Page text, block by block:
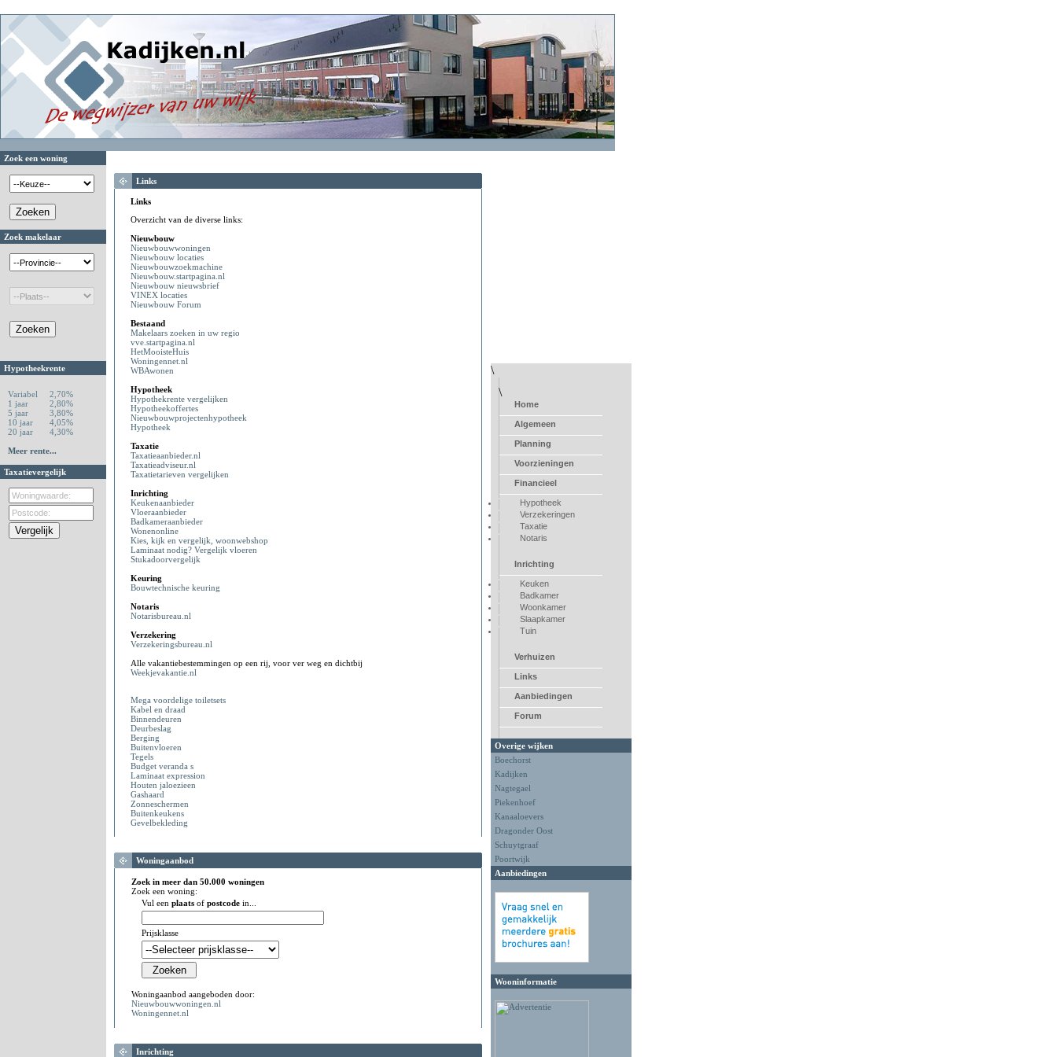
Zoek een woning
Zoek makelaar
Hypotheekrente
Variabel
2,70%
1 jaar
2,80%
5 jaar
3,80%
10 jaar
4,05%
20 jaar
4,30%
Meer rente...
Taxatievergelijk
Links
Links
Overzicht van de diverse links:
Nieuwbouw
Nieuwbouwwoningen
Nieuwbouw locaties
Nieuwbouwzoekmachine
Nieuwbouw.startpagina.nl
Nieuwbouw nieuwsbrief
VINEX locaties
Nieuwbouw Forum
Bestaand
Makelaars zoeken in uw regio
vve.startpagina.nl
HetMooisteHuis
Woningennet.nl
WBAwonen
Hypotheek
Hypothekrente vergelijken
Hypotheekoffertes
Nieuwbouwprojectenhypotheek
Hypotheek
Taxatie
Taxatieaanbieder.nl
Taxatieadviseur.nl
Taxatietarieven vergelijken
Inrichting
Keukenaanbieder
Vloeraanbieder
Badkameraanbieder
Wonenonline
Kies, kijk en vergelijk, woonwebshop
Laminaat nodig? Vergelijk vloeren
Stukadoorvergelijk
Keuring
Bouwtechnische keuring
Notaris
Notarisbureau.nl
Verzekering
Verzekeringsbureau.nl
Alle vakantiebestemmingen op een rij, voor ver weg en dichtbij
Weekjevakantie.nl
Mega voordelige toiletsets
Kabel en draad
Binnendeuren
Deurbeslag
Berging
Buitenvloeren
Tegels
Budget veranda s
Laminaat expression
Houten jaloezieen
Gashaard
Zonneschermen
Buitenkeukens
Gevelbekleding
Woningaanbod
Zoek in meer dan 50.000 woningen
Zoek een woning:
Vul een plaats of postcode in...
Prijsklasse
Woningaanbod aangeboden door:
Nieuwbouwwoningen.nl
Woningennet.nl
Inrichting
\
\
Home
Algemeen
Planning
Voorzieningen
Financieel
Hypotheek
Verzekeringen
Taxatie
Notaris
Inrichting
Keuken
Badkamer
Woonkamer
Slaapkamer
Tuin
Verhuizen
Links
Aanbiedingen
Forum
Overige wijken
Boechorst
Kadijken
Nagtegael
Piekenhoef
Kanaaloevers
Dragonder Oost
Schuytgraaf
Poortwijk
Aanbiedingen
Wooninformatie